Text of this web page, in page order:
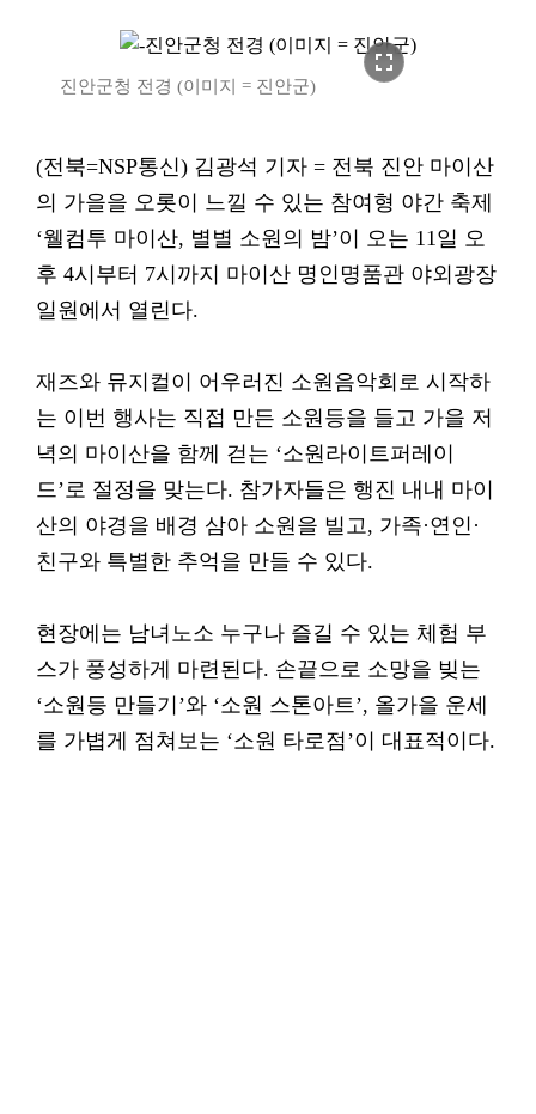
fullscreen
진안군청 전경 (이미지 = 진안군)
(전북=NSP통신) 김광석 기자 = 전북 진안 마이산
의 가을을 오롯이 느낄 수 있는 참여형 야간 축제
‘웰컴투 마이산, 별별 소원의 밤’이 오는 11일 오
후 4시부터 7시까지 마이산 명인명품관 야외광장
일원에서 열린다.
재즈와 뮤지컬이 어우러진 소원음악회로 시작하
는 이번 행사는 직접 만든 소원등을 들고 가을 저
녁의 마이산을 함께 걷는 ‘소원라이트퍼레이
드’로 절정을 맞는다. 참가자들은 행진 내내 마이
산의 야경을 배경 삼아 소원을 빌고, 가족·연인·
친구와 특별한 추억을 만들 수 있다.
현장에는 남녀노소 누구나 즐길 수 있는 체험 부
스가 풍성하게 마련된다. 손끝으로 소망을 빚는
‘소원등 만들기’와 ‘소원 스톤아트’, 올가을 운세
를 가볍게 점쳐보는 ‘소원 타로점’이 대표적이다.